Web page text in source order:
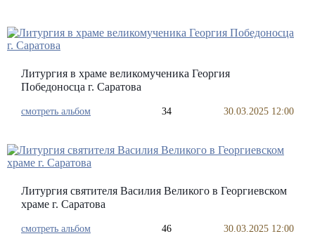
Литургия в храме великомученика Георгия
Победоносца г. Саратова
смотреть альбом 34 30.03.2025 12:00
Литургия святителя Василия Великого в Георгиевском
храме г. Саратова
смотреть альбом 46 30.03.2025 12:00